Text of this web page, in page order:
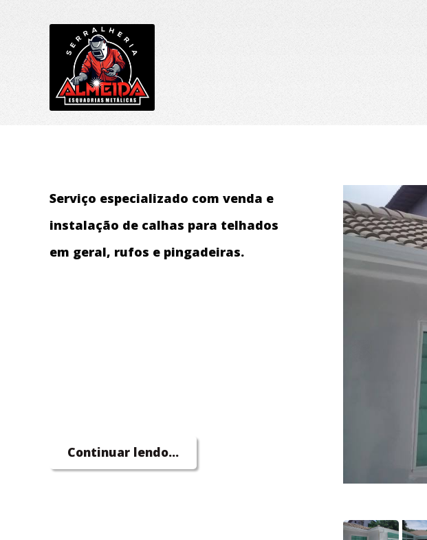
Serviço especializado com venda e
instalação de calhas para telhados
em geral, rufos e pingadeiras.
Continuar lendo...